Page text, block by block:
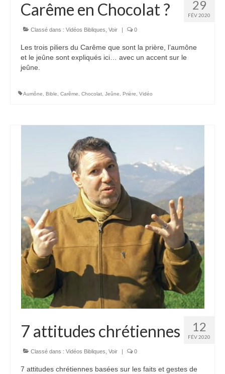
Voir
Films, Vidéos, Selfies
Selfies de Mariages
EdenCinéma
Autres Vidéos
Apprendre
Conférences, Retraites
Enseignements ALTIUS
Enseignements CCRFE-ABC
Autres Enseignements
Retraites
Anciens enseignements Théodule
Prier
Partagez votre prière
Lieux et Dates
29
FÉV 2020
Carême en Chocolat ?
Classé dans : Vidéos Bibliques Voir | 0
Les trois piliers du Carême que sont la prière, l’aumône
et le jeûne sont expliqués ici… avec un accent sur le
jeûne.
Aumône Bible Carême Chocolat Jeûne Prière Vidéo
12
FÉV 2020
7 attitudes chrétiennes
Classé dans : Vidéos Bibliques Voir | 0
7 attitudes chrétiennes basées sur les faits et gestes de